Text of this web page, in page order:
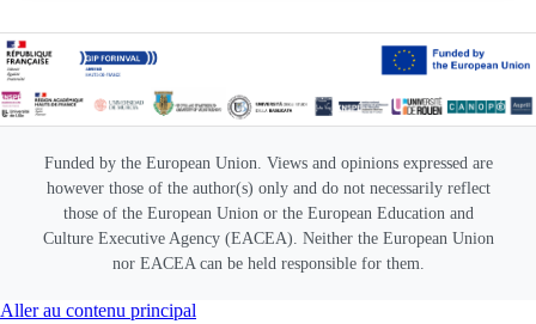
Funded by the European Union. Views and opinions expressed are
however those of the author(s) only and do not necessarily reflect
those of the European Union or the European Education and
Culture Executive Agency (EACEA). Neither the European Union
nor EACEA can be held responsible for them.
Aller au contenu principal